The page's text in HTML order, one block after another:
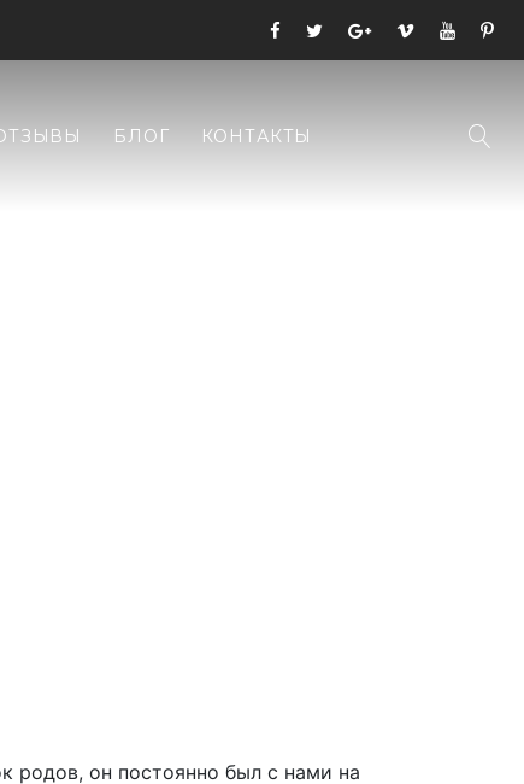
БЛОГ КОНТАКТЫ
родов, он постоянно был с нами на